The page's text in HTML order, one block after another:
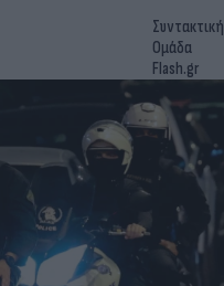
Συντακτική
Ομάδα
Flash.gr